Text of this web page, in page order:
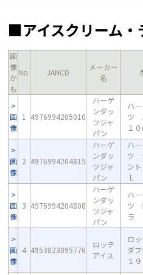
■アイスクリーム・
画
像
か
も
No. JANCD
メーカー
名
画
像
1 4976994205010
ハーゲ
ンダッ
ツジャ
パン
ハ
ツ
１０
画
像
2 4976994204815
ハーゲ
ンダッ
ツジャ
パン
ハ
ツ
ン
ｌ
画
像
3 4976994204808
ハーゲ
ンダッ
ツジャ
パン
ハ
ツ
ラ
画
像
4 4953823095776
ロッテ
アイス
ロ
ダ
１